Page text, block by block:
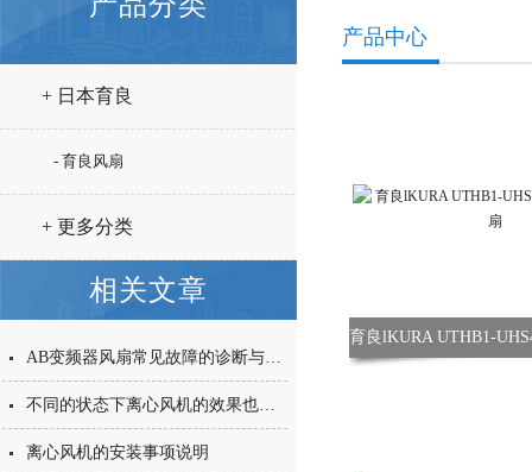
+ 日本育良
- 育良风扇
+ 更多分类
相关文章
AB变频器风扇常见故障的诊断与处理，建议收藏
不同的状态下离心风机的效果也不相同
离心风机的安装事项说明
产品中心